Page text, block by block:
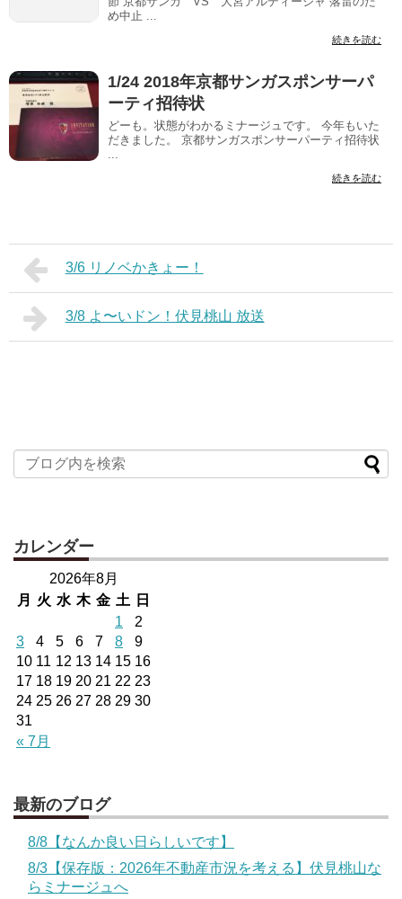
め中止 ...
続きを読む
1/24 2018年京都サンガスポンサーパ
ーティ招待状
どーも。状態がわかるミナージュです。 今年もいた
だきました。 京都サンガスポンサーパーティ招待状
続きを読む
3/6 リノベかきょー！
3/8 よ〜いドン！伏見桃山 放送
カレンダー
2026年8月
月
火 水 木 金 土 日
« 7月
1
2
3
4 5 6 7 8
9
10 11 12 13 14 15 16
17 18 19 20 21 22 23
24 25 26 27 28 29 30
31
最新のブログ
8/8【なんか良い日らしいです】
8/3【保存版：2026年不動産市況を考える】伏見桃山な
らミナージュへ